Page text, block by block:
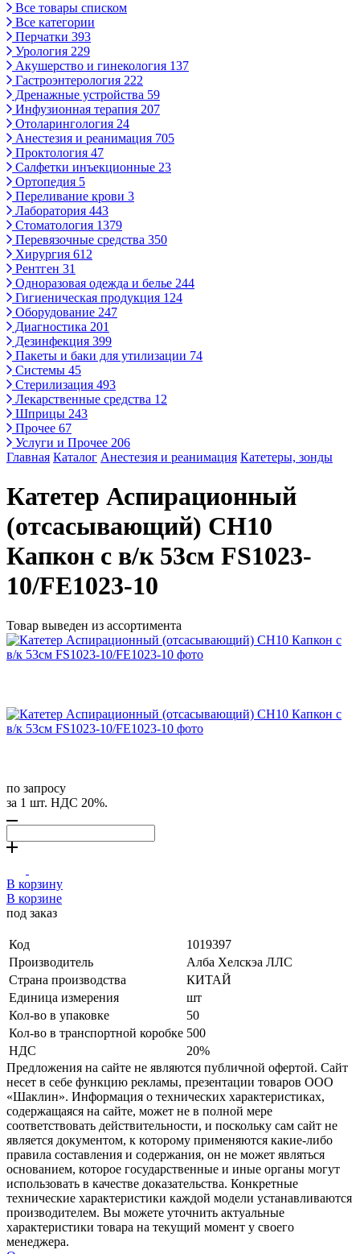
Все товары списком
Все категории
Перчатки 393
Урология 229
Акушерство и гинекология 137
Гастроэнтерология 222
Дренажные устройства 59
Инфузионная терапия 207
Отоларингология 24
Анестезия и реанимация 705
Проктология 47
Салфетки инъекционные 23
Ортопедия 5
Переливание крови 3
Лаборатория 443
Стоматология 1379
Перевязочные средства 350
Хирургия 612
Рентген 31
Одноразовая одежда и белье 244
Гигиеническая продукция 124
Оборудование 247
Диагностика 201
Дезинфекция 399
Пакеты и баки для утилизации 74
Системы 45
Стерилизация 493
Лекарственные средства 12
Шприцы 243
Прочее 67
Услуги и Прочее 206
Главная Каталог Анестезия и реанимация Катетеры, зонды
Катетер Аспирационный
(отсасывающий) CH10
Капкон с в/к 53см FS1023-
10/FE1023-10
Товар выведен из ассортимента
по запросу
за 1 шт. НДС 20%.
В корзину
В корзине
под заказ
Код
1019397
Производитель
Алба Хелскэа ЛЛС
Страна производства
КИТАЙ
Единица измерения
шт
Кол-во в упаковке
50
Кол-во в транспортной коробке 500
НДС
20%
Предложения на сайте не являются публичной офертой. Сайт
несет в себе функцию рекламы, презентации товаров ООО
«Шаклин». Информация о технических характеристиках,
содержащаяся на сайте, может не в полной мере
соответствовать действительности, и поскольку сам сайт не
является документом, к которому применяются какие-либо
правила составления и содержания, он не может являться
основанием, которое государственные и иные органы могут
использовать в качестве доказательства. Конкретные
технические характеристики каждой модели устанавливаются
производителем. Вы можете уточнить актуальные
характеристики товара на текущий момент у своего
менеджера.